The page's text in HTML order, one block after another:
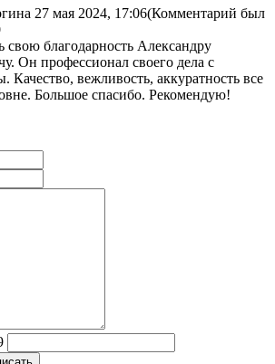
27 мая 2024, 17:06(Комментарий был
свою благодарность Александру
Он профессионал своего дела с
Качество, вежливость, аккуратность все
Большое спасибо. Рекомендую!